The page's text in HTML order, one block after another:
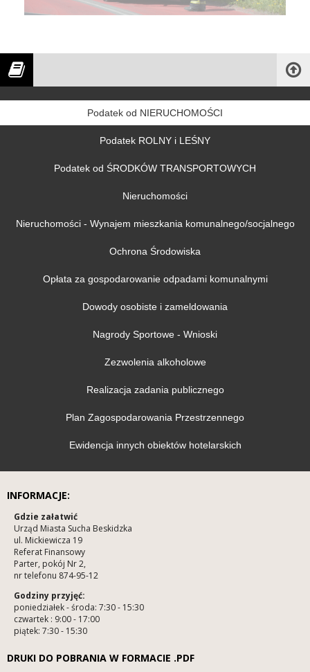
Podatek od NIERUCHOMOŚCI
Podatek ROLNY i LEŚNY
Podatek od ŚRODKÓW TRANSPORTOWYCH
Nieruchomości
Nieruchomości - Wynajem mieszkania komunalnego/socjalnego
Ochrona Środowiska
Opłata za gospodarowanie odpadami komunalnymi
Dowody osobiste i zameldowania
Nagrody Sportowe - Wnioski
Zezwolenia alkoholowe
Realizacja zadania publicznego
Plan Zagospodarowania Przestrzennego
Ewidencja innych obiektów hotelarskich
INFORMACJE:
Gdzie załatwić
Urząd Miasta Sucha Beskidzka
ul. Mickiewicza 19
Referat Finansowy
Parter, pokój Nr 2,
nr telefonu 874-95-12
Godziny przyjęć:
poniedziałek - środa: 7:30 - 15:30
czwartek : 9:00 - 17:00
piątek: 7:30 - 15:30
DRUKI DO POBRANIA W FORMACIE .PDF